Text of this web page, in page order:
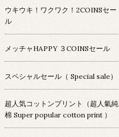
ウキウキ！ワクワク！2COINSセー
ル
メッチャHAPPY ３COINSセール
スペシャルセール（ Special sale）
超人気コットンプリント（超人氣純
棉 Super popular cotton print ）